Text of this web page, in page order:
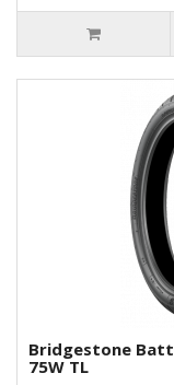
Bridgestone
75W TL